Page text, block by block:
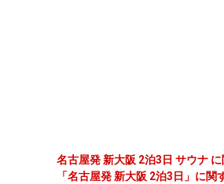
名古屋発 新大阪 2泊3日 サウナ
「名古屋発 新大阪 2泊3日」に